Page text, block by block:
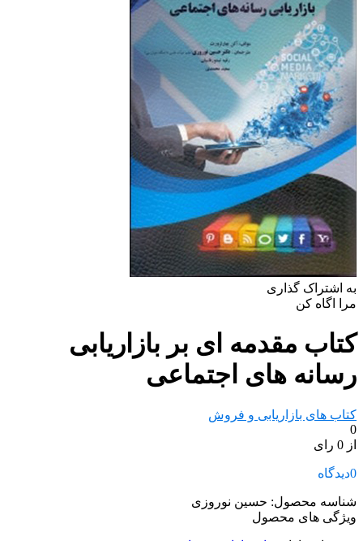
به اشتراک گذاری
مرا اگاه کن
کتاب مقدمه ای بر بازاریابی
رسانه های اجتماعی
کتاب های بازاریابی و فروش
0
از 0 رای
0دیدگاه
شناسه محصول: حسین نوروزی
ویژگی های محصول